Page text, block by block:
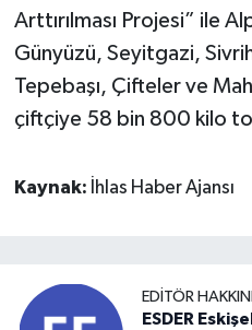
Arttırılması Projesi” ile
Günyüzü, Seyitgazi,
Tepebaşı, Çifteler ve
çiftçiye 58 bin 800 kilo
Kaynak: İhlas Haber Ajansı
EDITÖR
ESDER